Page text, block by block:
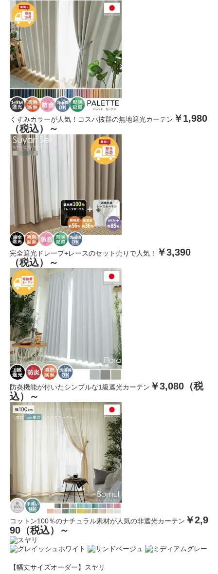
くすみカラーが人気！コスパ抜群の無地遮光カーテン ￥1,980
（税込）～
完全遮光ドレープ+レースのセット売りで人気！
￥3,390
（税込）～
防炎機能が付いたシンプルな1級遮光カーテン ￥3,080（税
込）～
コットン100％のナチュラル素材が人気の非遮光カーテン ￥2,9
90（税込）～
【幅丈サイズオーダー】スヤリ